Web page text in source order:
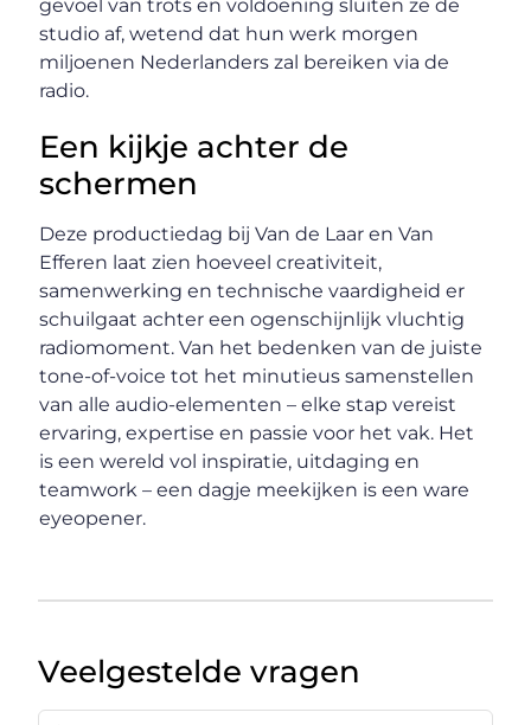
gevoel van trots en voldoening sluiten ze de
studio af, wetend dat hun werk morgen
miljoenen Nederlanders zal bereiken via de
radio.
Een kijkje achter de
schermen
Deze productiedag bij Van de Laar en Van
Efferen laat zien hoeveel creativiteit,
samenwerking en technische vaardigheid er
schuilgaat achter een ogenschijnlijk vluchtig
radiomoment. Van het bedenken van de juiste
tone-of-voice tot het minutieus samenstellen
van alle audio-elementen – elke stap vereist
ervaring, expertise en passie voor het vak. Het
is een wereld vol inspiratie, uitdaging en
teamwork – een dagje meekijken is een ware
eyeopener.
Veelgestelde vragen